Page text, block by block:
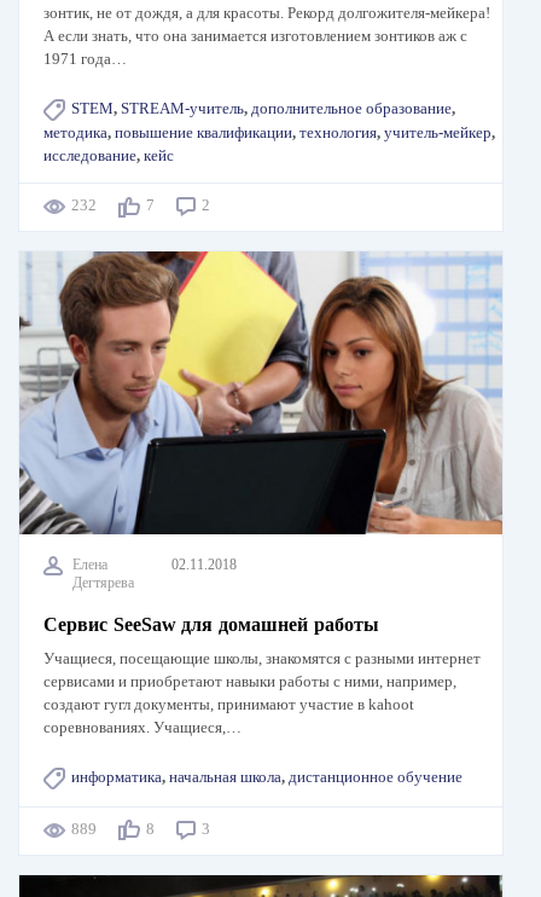
зонтик, не от дождя, а для красоты. Рекорд долгожителя-мейкера!
А если знать, что она занимается изготовлением зонтиков аж с
1971 года…
STEM, STREAM-учитель, дополнительное образование,
методика, повышение квалификации, технология, учитель-мейкер,
исследование, кейс
232 7 2
Елена
Дегтярева
02.11.2018
Сервис SeeSaw для домашней работы
Учащиеся, посещающие школы, знакомятся с разными интернет
сервисами и приобретают навыки работы с ними, например,
создают гугл документы, принимают участие в kahoot
соревнованиях. Учащиеся,…
информатика, начальная школа, дистанционное обучение
889 8 3